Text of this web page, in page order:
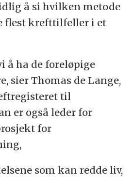
å si hvilken metode
flest krefttilfeller i et
å ha de foreløpige
sier Thomas de Lange,
til
er også leder for
for
som kan redde liv,